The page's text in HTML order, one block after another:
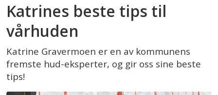
Katrines beste tips til
vårhuden
Katrine Gravermoen er en av kommunens
fremste hud-eksperter, og gir oss sine beste
tips!